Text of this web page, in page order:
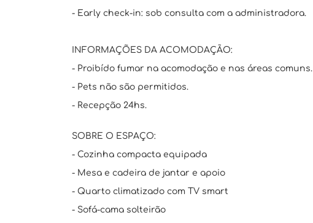
- Early check-in: sob consulta com a administradora.
INFORMAÇÕES DA ACOMODAÇÃO:
- Proibído fumar na acomodação e nas áreas comuns.
- Pets não são permitidos.
- Recepção 24hs.
SOBRE O ESPAÇO:
- Cozinha compacta equipada
- Mesa e cadeira de jantar e apoio
- Quarto climatizado com TV smart
- Sofá-cama solteirão